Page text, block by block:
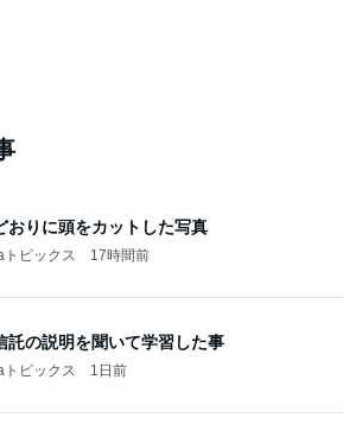
おりに頭をカットした写真
ピックス 17時間前
託の説明を聞いて学習した事
ピックス 1日前